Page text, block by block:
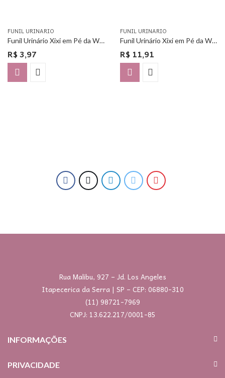
FUNIL URINARIO
Funil Urinário Xixi em Pé da Woman Free – Unitário
R$3,97
FUNIL URINARIO
Funil Urinário Xixi em Pé da Woman Free – Com 3 Unidades
R$ 11,91
Rua Malibu, 927 – Jd. Los Angeles
Itapecerica da Serra | SP – CEP: 06880-310
(11) 98721-7969
CNPJ: 13.622.217/0001-85
INFORMAÇÕES
PRIVACIDADE